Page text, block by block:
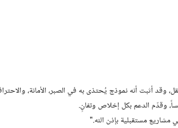
أثبت أنه نموذج يُحتذى به في الصبر، الأمانة،
وقدّم الدعم بكل إخلاص وتفانٍ.
مشاريع مستقبلية بإذن الله."